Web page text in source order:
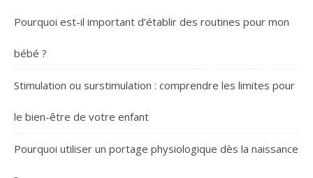
Pourquoi est-il important d’établir des routines pour mon
bébé ?
Stimulation ou surstimulation : comprendre les limites pour
le bien-être de votre enfant
Pourquoi utiliser un portage physiologique dès la naissance